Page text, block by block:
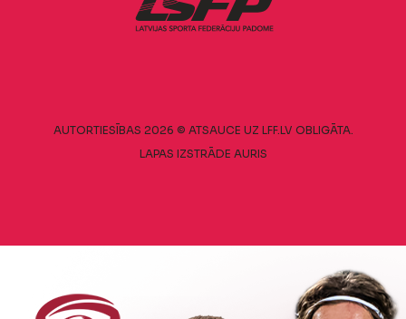
AUTORTIESĪBAS 2026 © ATSAUCE UZ LFF.LV OBLIGĀTA.
LAPAS IZSTRĀDE AURIS